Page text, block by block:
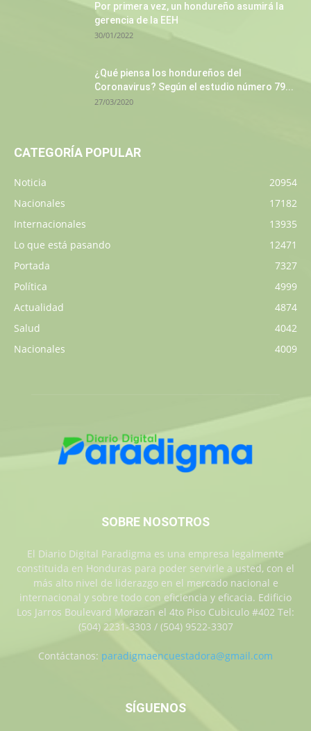
Por primera vez, un hondureño asumirá la
gerencia de la EEH
30/01/2022
¿Qué piensa los hondureños del
Coronavirus? Según el estudio número 79...
27/03/2020
CATEGORÍA POPULAR
Noticia
20954
Nacionales
17182
Internacionales
13935
Lo que está pasando
12471
Portada
7327
Política
4999
Actualidad
4874
Salud
4042
Nacionales
4009
SOBRE NOSOTROS
El Diario Digital Paradigma es una empresa legalmente
constituida en Honduras para poder servirle a usted, con el
más alto nivel de liderazgo en el mercado nacional e
internacional y sobre todo con eficiencia y eficacia. Edificio
Los Jarros Boulevard Morazan el 4to Piso Cubiculo #402 Tel:
(504) 2231-3303 / (504) 9522-3307
Contáctanos: paradigmaencuestadora@gmail.com
SÍGUENOS